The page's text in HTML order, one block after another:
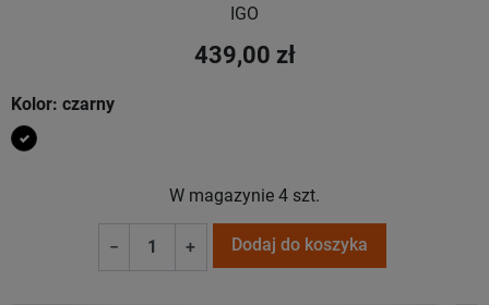
IGO
439,00 zł
Kolor: czarny
czarny
W magazynie 4 szt.
− + Dodaj do koszyka